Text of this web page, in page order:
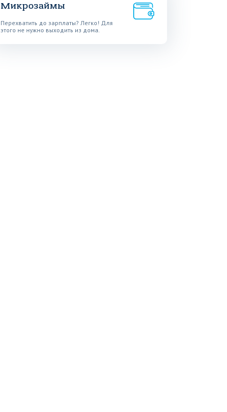
Микрозаймы
Перехватить до зарплаты? Легко! Для
этого не нужно выходить из дома.